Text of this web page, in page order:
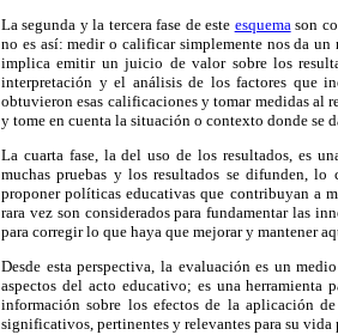
La segunda y la tercera fase de este esquema son
no es así: medir o calificar simplemente nos da un
implica emitir un juicio de valor sobre los
interpretación y el análisis de los factores que
obtuvieron esas calificaciones y tomar medidas al
y tome en cuenta la situación o contexto donde se
La cuarta fase, la del uso de los resultados, es
muchas pruebas y los resultados se difunden,
proponer políticas educativas que contribuyan a
rara vez son considerados para fundamentar las
para corregir lo que haya que mejorar y mantener
Desde esta perspectiva, la evaluación es un
aspectos del acto educativo; es una herramienta
información sobre los efectos de la aplicación
significativos, pertinentes y relevantes para su vida